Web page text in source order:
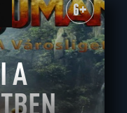
6+
A